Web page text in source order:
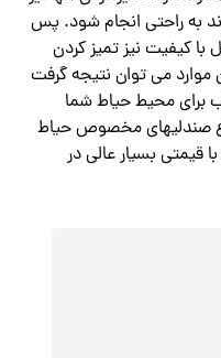
به راحتی انجام شود. پس
کیفیت نیز تمیز کردن
موارد می توان نتیجه گرفت
برای محیط حیاط شما
صندلیهای مخصوص حیاط
قیمتی بسیار عالی در